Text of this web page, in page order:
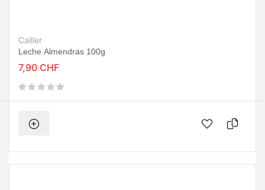
Cailler
Leche Almendras 100g
7,90 CHF